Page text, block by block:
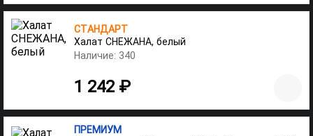
СТАНДАРТ
Халат СНЕЖАНА, белый
Наличие: 340
1 242 ₽
ПРЕМИУМ